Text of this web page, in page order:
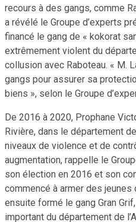
recours à des gangs, comme
a révélé le Groupe d’experts
financé le gang de « kokorat
extrêmement violent du
collusion avec Raboteau. « M.
gangs pour assurer sa
biens », selon le Groupe
De 2016 à 2020, Prophane
Rivière, dans le département
niveaux de violence et de
augmentation, rappelle le
son élection en 2016 et son
commencé à armer des
ensuite formé le gang Gran
important du département de